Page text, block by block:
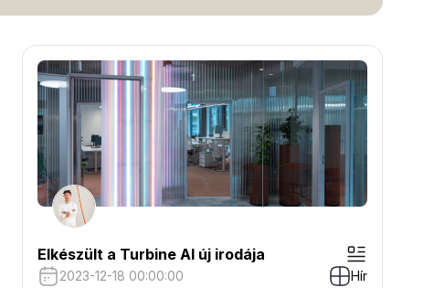
Elkészült a Turbine AI új irodája
2023-12-18 00:00:00 Hír